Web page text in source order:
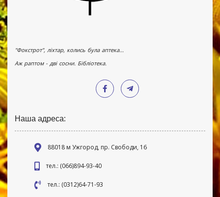
"Фокстрот", ліхтар, колись була аптека...
Аж раптом - дві сосни. Бібліотека.
Наша адреса:
88018 м Ужгород, пр. Свободи, 16
тел.: (066)894-93-40
тел.: (0312)64-71-93